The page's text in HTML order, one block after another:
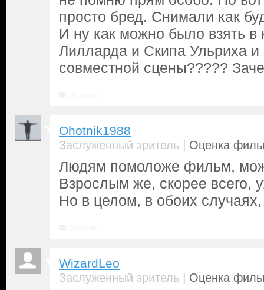
просто бред. Снимали как
И ну как можно было взять в
Лилларда и Скипа Ульриха и
совместной сцены?????
Ohotnik1988
Заслуженный зритель | Оценка
Людям помоложе фильм,
Взрослым же, скорее всего,
Но в целом, в обоих
WizardLeo
Заслуженный зритель | Оценка